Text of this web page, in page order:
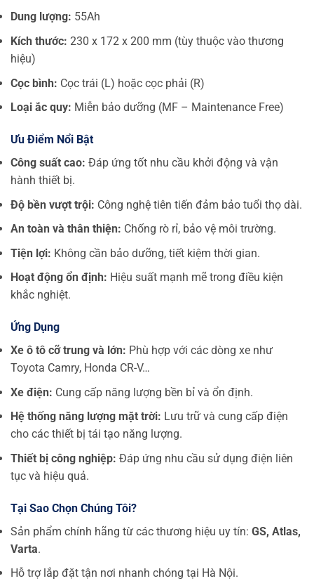
Dung lượng: 55Ah
Kích thước: 230 x 172 x 200 mm (tùy thuộc vào thương
hiệu)
Cọc bình: Cọc trái (L) hoặc cọc phải (R)
Loại ắc quy: Miễn bảo dưỡng (MF – Maintenance Free)
Ưu Điểm Nổi Bật
Công suất cao: Đáp ứng tốt nhu cầu khởi động và vận
hành thiết bị.
Độ bền vượt trội: Công nghệ tiên tiến đảm bảo tuổi thọ dài.
An toàn và thân thiện: Chống rò rỉ, bảo vệ môi trường.
Tiện lợi: Không cần bảo dưỡng, tiết kiệm thời gian.
Hoạt động ổn định: Hiệu suất mạnh mẽ trong điều kiện
khắc nghiệt.
Ứng Dụng
Xe ô tô cỡ trung và lớn: Phù hợp với các dòng xe như
Toyota Camry, Honda CR-V…
Xe điện: Cung cấp năng lượng bền bỉ và ổn định.
Hệ thống năng lượng mặt trời: Lưu trữ và cung cấp điện
cho các thiết bị tái tạo năng lượng.
Thiết bị công nghiệp: Đáp ứng nhu cầu sử dụng điện liên
tục và hiệu quả.
Tại Sao Chọn Chúng Tôi?
Sản phẩm chính hãng từ các thương hiệu uy tín: GS, Atlas,
Varta.
Hỗ trợ lắp đặt tận nơi nhanh chóng tại Hà Nội.